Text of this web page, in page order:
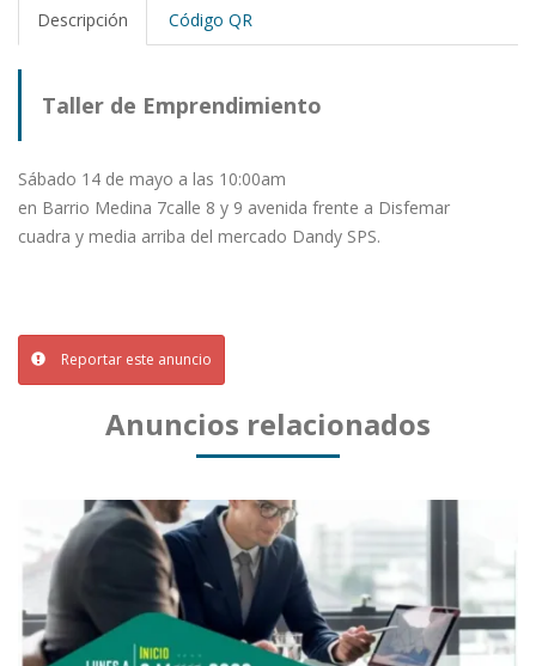
Descripción Código QR
Taller de Emprendimiento
Sábado 14 de mayo a las 10:00am
en Barrio Medina 7calle 8 y 9 avenida frente a Disfemar
cuadra y media arriba del mercado Dandy SPS.
Reportar este anuncio
Anuncios relacionados